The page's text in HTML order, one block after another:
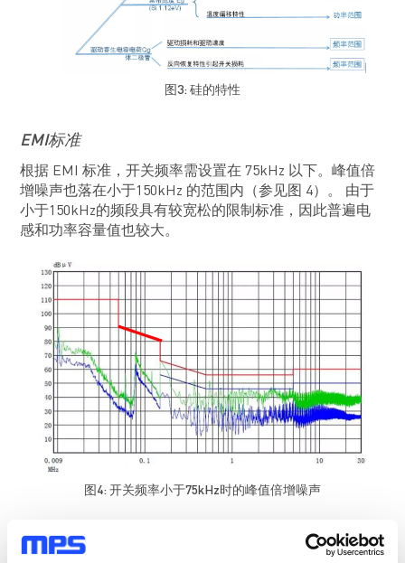
图3: 硅的特性
EMI标准
根据 EMI 标准，开关频率需设置在 75kHz 以下。峰值倍
增噪声也落在小于150kHz 的范围内（参见图 4）。 由于
小于150kHz的频段具有较宽松的限制标准，因此普遍电
感和功率容量值也较大。
图4: 开关频率小于75kHz时的峰值倍增噪声
电力线载波